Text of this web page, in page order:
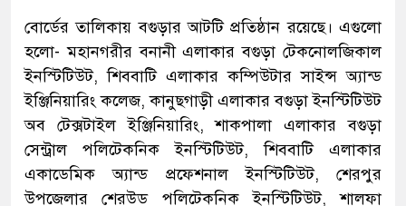
বোর্ডের তালিকায় বগুড়ার আটটি প্রতিষ্ঠান রয়েছে। এগুলো
হলো- মহানগরীর বনানী এলাকার বগুড়া টেকনোলজিকাল
ইনস্টিটিউট, শিববাটি এলাকার কম্পিউটার সাইন্স অ্যান্ড
ইঞ্জিনিয়ারিং কলেজ, কানুছগাড়ী এলাকার বগুড়া ইনস্টিটিউট
অব টেক্সটাইল ইঞ্জিনিয়ারিং, শাকপালা এলাকার বগুড়া
সেন্ট্রাল পলিটেকনিক ইনস্টিটিউট, শিববাটি এলাকার
একাডেমিক অ্যান্ড প্রফেশনাল ইনস্টিটিউট, শেরপুর
উপজেলার শেরউড পলিটেকনিক ইনস্টিটিউট, শালফা